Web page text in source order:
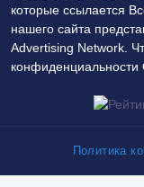
которые ссылается
нашего сайта
Advertising Network.
конфиденциальности
Политика